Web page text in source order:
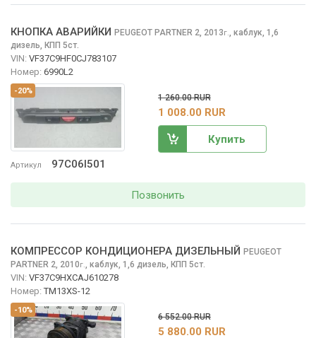
-20%
Артикул 97C06I501
КНОПКА АВАРИЙКИ PEUGEOT PARTNER 2, 2013г. каблук, 1,6
дизель, КПП 5ст.
VIN: VF37C9HF0CJ783107
Номер: 6990L2
1 260.00 RUR
1 008.00 RUR
Купить
Позвонить
-10%
КОМПРЕССОР КОНДИЦИОНЕРА ДИЗЕЛЬНЫЙ PEUGEOT
PARTNER 2, 2010г., каблук, 1,6 дизель, КПП 5ст.
VIN: VF37C9HXCAJ610278
Номер: TM13XS-12
6 552.00 RUR
5 880.00 RUR